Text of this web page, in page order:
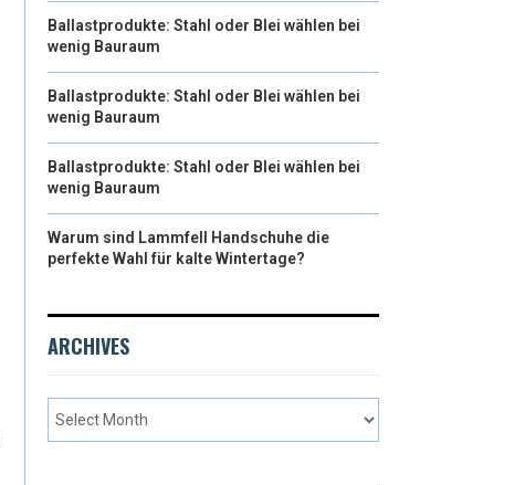
Ballastprodukte: Stahl oder Blei wählen bei
wenig Bauraum
Ballastprodukte: Stahl oder Blei wählen bei
wenig Bauraum
Ballastprodukte: Stahl oder Blei wählen bei
wenig Bauraum
Warum sind Lammfell Handschuhe die
perfekte Wahl für kalte Wintertage?
ARCHIVES